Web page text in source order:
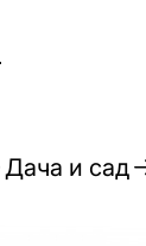
Дача и сад